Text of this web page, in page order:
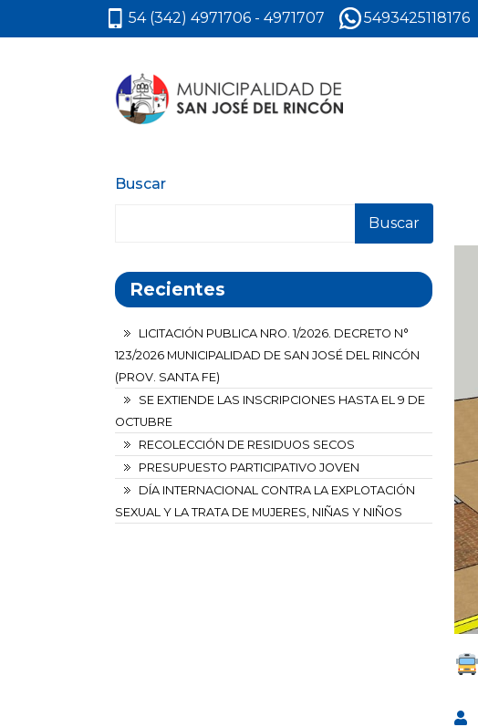
54 (342) 4971706 - 4971707 5493425118176
Buscar
Buscar
Recientes
LICITACIÓN PUBLICA NRO. 1/2026. DECRETO N°
123/2026 MUNICIPALIDAD DE SAN JOSÉ DEL RINCÓN
(PROV. SANTA FE)
SE EXTIENDE LAS INSCRIPCIONES HASTA EL 9 DE
OCTUBRE
RECOLECCIÓN DE RESIDUOS SECOS
PRESUPUESTO PARTICIPATIVO JOVEN
DÍA INTERNACIONAL CONTRA LA EXPLOTACIÓN
SEXUAL Y LA TRATA DE MUJERES, NIÑAS Y NIÑOS